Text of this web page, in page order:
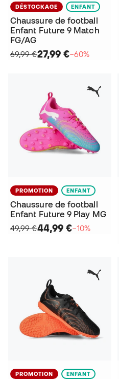
DÉSTOCKAGE ENFANT
Chaussure de football
Enfant Future 9 Match
FG/AG
69,99 €27,99 €−60%
PROMOTION ENFANT
Chaussure de football
Enfant Future 9 Play MG
49,99 €44,99 €−10%
PROMOTION ENFANT